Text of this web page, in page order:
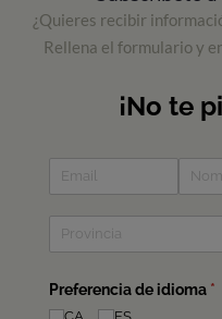
¿Quieres recibir
Rellena el formulario y